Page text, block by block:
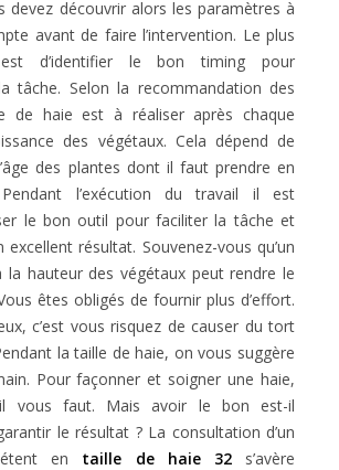
devez découvrir alors les paramètres à
avant de faire l’intervention. Le plus
est d’identifier le bon timing pour
tâche. Selon la recommandation des
de haie est à réaliser après chaque
des végétaux. Cela dépend de
des plantes dont il faut prendre en
Pendant l’exécution du travail il est
le bon outil pour faciliter la tâche et
résultat. Souvenez-vous qu’un
la hauteur des végétaux peut rendre le
êtes obligés de fournir plus d’effort.
c’est vous risquez de causer du tort
la taille de haie, on vous suggère
Pour façonner et soigner une haie,
vous faut. Mais avoir le bon est-il
le résultat ? La consultation d’un
en taille de haie 32s’avère